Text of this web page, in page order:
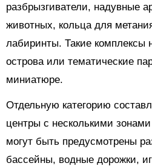
разбрызгиватели, надувные
животных, кольца для
лабиринты. Такие комплексы
острова или тематические
миниатюре.
Отдельную категорию
центры с несколькими
могут быть предусмотрены
бассейны, водные дорожки,